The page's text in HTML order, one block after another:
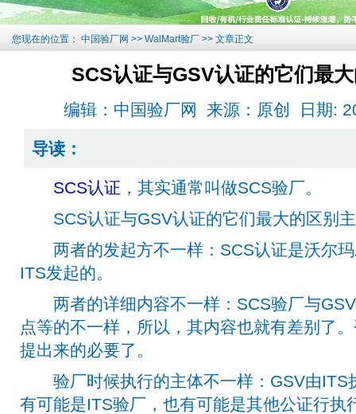
您现在的位置： 中国验厂网 >> WalMart验厂 >> 文章正文
SCS认证与GSV认证的它们最
编辑：中国验厂网 来源：原创 日期:
导读：
SCS认证 ，其实通常叫做SCS验厂。
SCS认证与GSV认证的它们最大的区别主
两者的发起方不一样：SCS认证是沃尔玛
ITS发起的。
两者的详细内容不一样：SCS验厂与GSV
点等的不一样，所以，其内容也就有差别了
提出来的必要了。
验厂时候执行的主体不一样：GSV由ITS
有可能是ITS验厂，也有可能是其他公证行执